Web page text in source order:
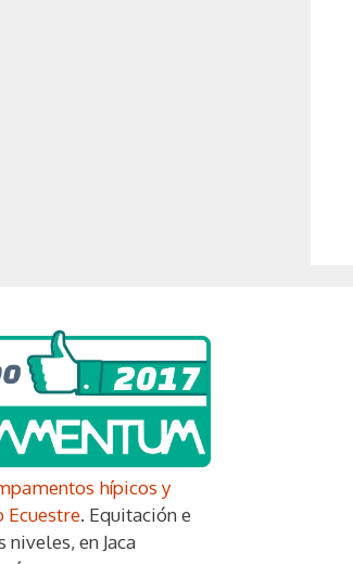
hípicos y
Ecuestre. Equitación e
en Jaca